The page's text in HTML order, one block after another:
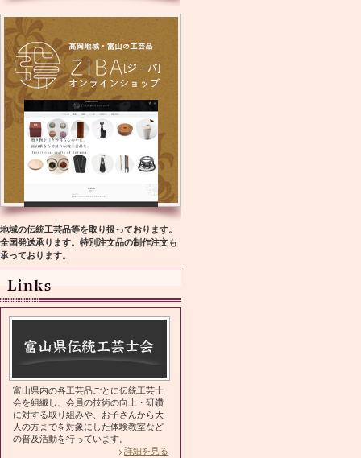
地域の伝統工芸品等を取り扱っております。
全国発送承ります。特別注文品の制作注文も
承っております。
富山県内の各工芸品ごとに伝統工芸士
会を組織し、会員の技術の向上・研鑽
に対する取り組みや、お子さんから大
人の方までを対象にした体験教室など
の普及活動を行っています。
詳細を見る